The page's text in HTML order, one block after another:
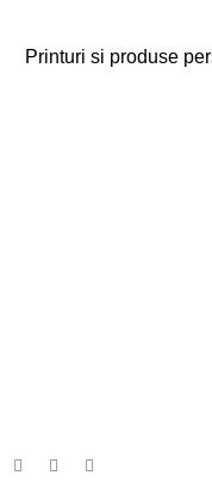
Printuri si produse